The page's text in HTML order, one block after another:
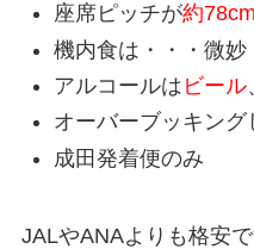
座席ピッチが約78cm
機内食は・・・微妙
アルコールは ビール
オーバーブッキング
成田発着便のみ
JALやANAよりも格安